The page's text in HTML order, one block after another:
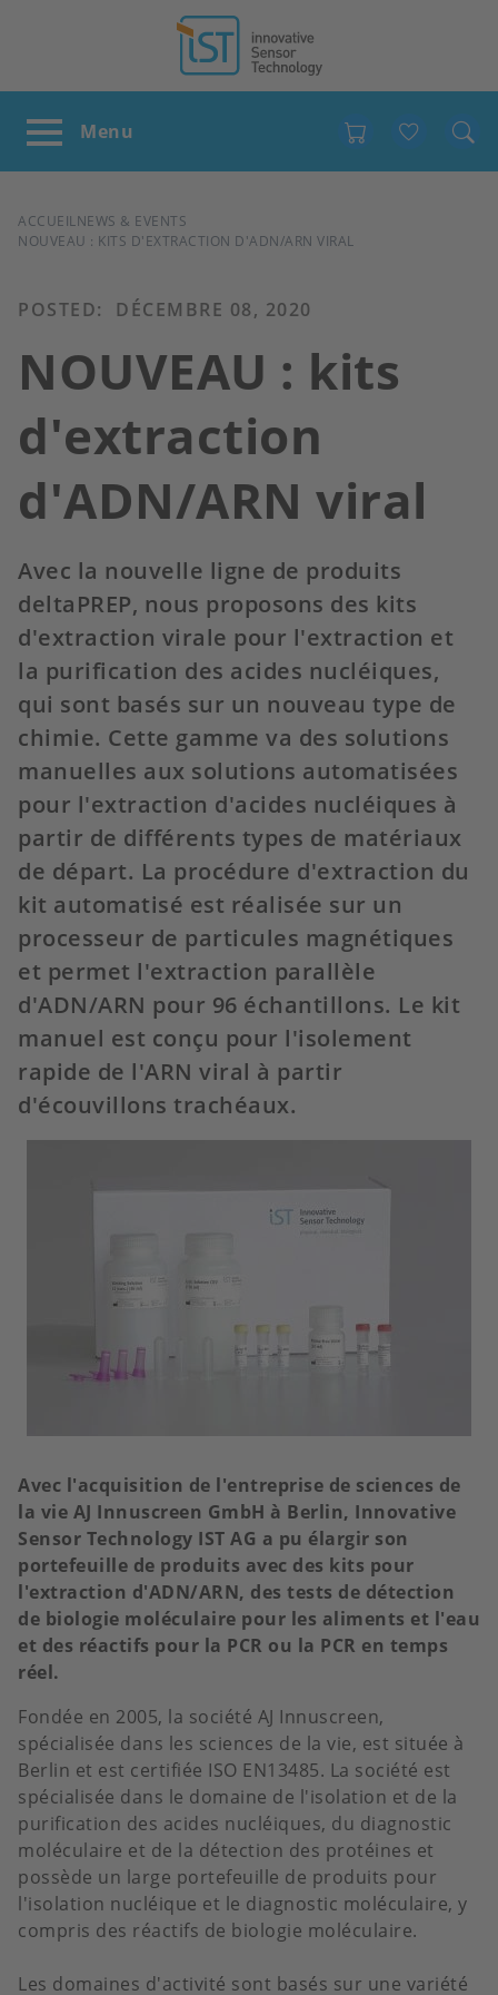
FIL
ACCUEILNEWS & EVENTS
NOUVEAU : KITS D'EXTRACTION D'ADN/ARN VIRAL
POSTED: DÉCEMBRE 08, 2020
NOUVEAU : kits
d'extraction
d'ADN/ARN viral
Avec la nouvelle ligne de produits
deltaPREP, nous proposons des kits
d'extraction virale pour l'extraction et
la purification des acides nucléiques,
qui sont basés sur un nouveau type de
chimie. Cette gamme va des solutions
manuelles aux solutions automatisées
pour l'extraction d'acides nucléiques à
partir de différents types de matériaux
de départ. La procédure d'extraction du
kit automatisé est réalisée sur un
processeur de particules magnétiques
et permet l'extraction parallèle
d'ADN/ARN pour 96 échantillons. Le kit
manuel est conçu pour l'isolement
rapide de l'ARN viral à partir
d'écouvillons trachéaux.
Avec l'acquisition de l'entreprise de sciences de
la vie AJ Innuscreen GmbH à Berlin, Innovative
Sensor Technology IST AG a pu élargir son
portefeuille de produits avec des kits pour
l'extraction d'ADN/ARN, des tests de détection
de biologie moléculaire pour les aliments et l'eau
et des réactifs pour la PCR ou la PCR en temps
réel.
Fondée en 2005, la société AJ Innuscreen,
spécialisée dans les sciences de la vie, est située à
Berlin et est certifiée ISO EN13485. La société est
spécialisée dans le domaine de l'isolation et de la
purification des acides nucléiques, du diagnostic
moléculaire et de la détection des protéines et
possède un large portefeuille de produits pour
l'isolation nucléique et le diagnostic moléculaire, y
compris des réactifs de biologie moléculaire.
Les domaines d'activité sont basés sur une variété